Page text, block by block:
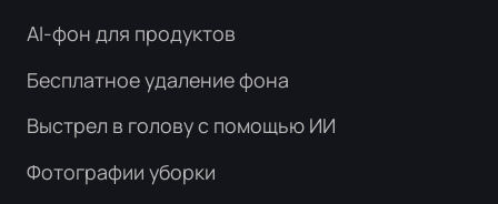
AI-фон для продуктов
Бесплатное удаление фона
Выстрел в голову с помощью ИИ
Фотографии уборки